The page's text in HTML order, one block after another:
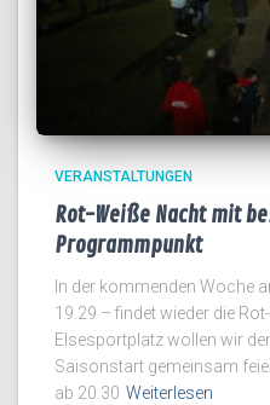
VERANSTALTUNGEN
Rot-Weiße Nacht mit
Programmpunkt
In der kommenden Woche
19.29 – findet wieder die
Elsesportplatz wollen wir
Saisonstart gemeinsam
ab 20.30 Weiterlesen